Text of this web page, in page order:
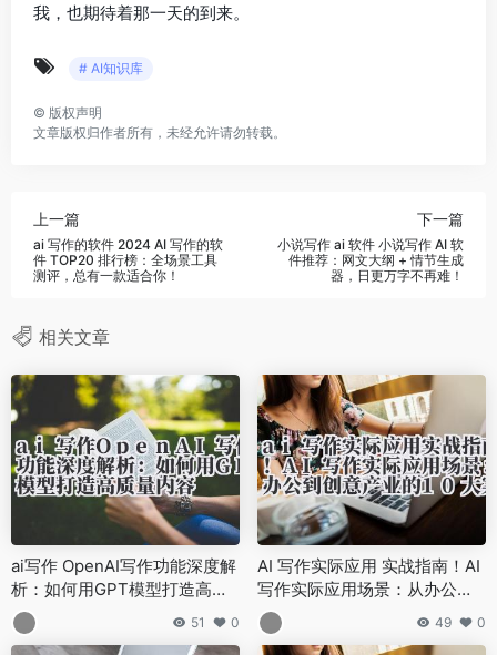
我，也期待着那一天的到来。
# AI知识库
© 版权声明
文章版权归作者所有，未经允许请勿转载。
上一篇
ai 写作的软件 2024 AI 写作的软
件 TOP20 排行榜：全场景工具
测评，总有一款适合你！
下一篇
小说写作 ai 软件 小说写作 AI 软
件推荐：网文大纲 + 情节生成
器，日更万字不再难！
相关文章
ai写作 OpenAI写作功能深度解
析：如何用GPT模型打造高质
量内容
51 0
AI 写作实际应用 实战指南！AI
写作实际应用场景：从办公到
创意产业的 10 大案例解析
49 0